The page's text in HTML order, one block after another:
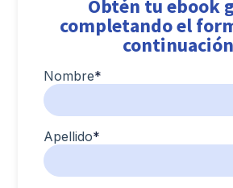
Obtén tu ebook
completando el
Nombre*
Apellido*